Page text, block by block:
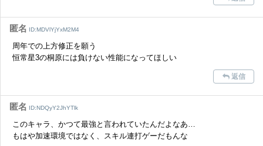
匿名 ID:MDVlYjYxM2M4
周年での上方修正を願う
恒常星3の桐原には負けない性能になってほしい
返信
匿名 ID:NDQyY2JhYTlk
このキャラ、かつて最強と言われていたんだよなあ…
もはや加速環境ではなく、スキル連打ゲーだもんな